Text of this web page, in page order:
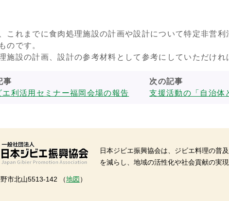
これまでに食肉処理施設の計画や設計について特定非営
のです。
施設の計画、設計の参考材料として参考にしていただけれ
事
エ利活用セミナー福岡会場の報告
次の記事
支援活動の「自治体
市北山5513-142 （地図 ）
日本ジビエ振興協会は、ジビエ料理の普
を減らし、地域の活性化や社会貢献の実